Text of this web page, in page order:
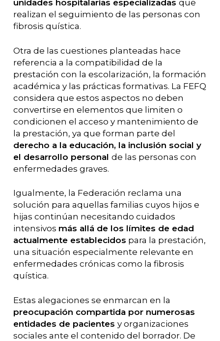
unidades hospitalarias especializadas que
realizan el seguimiento de las personas con
fibrosis quística.
Otra de las cuestiones planteadas hace
referencia a la compatibilidad de la
prestación con la escolarización, la formación
académica y las prácticas formativas. La FEFQ
considera que estos aspectos no deben
convertirse en elementos que limiten o
condicionen el acceso y mantenimiento de
la prestación, ya que forman parte del
derecho a la educación, la inclusión social y
el desarrollo personal de las personas con
enfermedades graves.
Igualmente, la Federación reclama una
solución para aquellas familias cuyos hijos e
hijas continúan necesitando cuidados
intensivos más allá de los límites de edad
actualmente establecidos para la prestación,
una situación especialmente relevante en
enfermedades crónicas como la fibrosis
quística.
Estas alegaciones se enmarcan en la
preocupación compartida por numerosas
entidades de pacientes y organizaciones
sociales ante el contenido del borrador. De